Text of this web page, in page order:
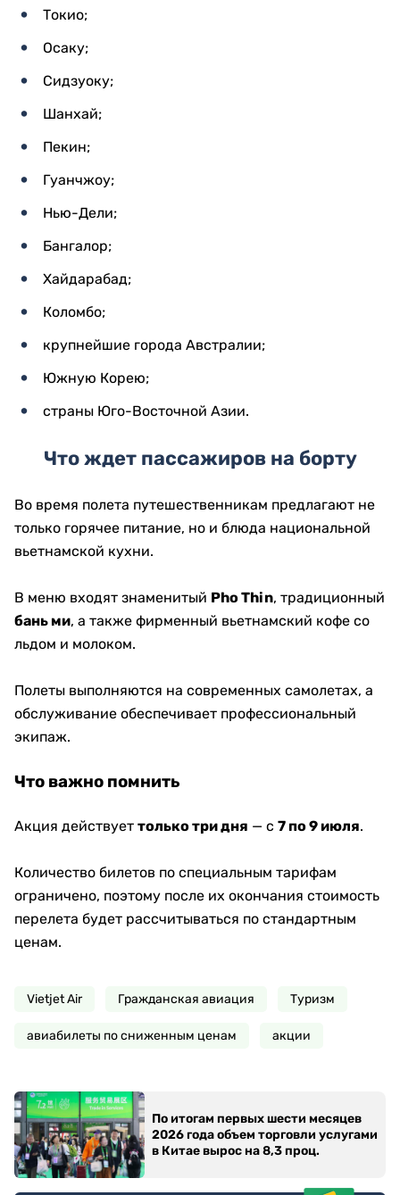
Токио;
Осаку;
Сидзуоку;
Шанхай;
Пекин;
Гуанчжоу;
Нью-Дели;
Бангалор;
Хайдарабад;
Коломбо;
крупнейшие города Австралии;
Южную Корею;
страны Юго-Восточной Азии.
Что ждет пассажиров на борту
Во время полета путешественникам предлагают не
только горячее питание, но и блюда национальной
вьетнамской кухни.
В меню входят знаменитый Pho Thin, традиционный
бань ми, а также фирменный вьетнамский кофе со
льдом и молоком.
Полеты выполняются на современных самолетах, а
обслуживание обеспечивает профессиональный
экипаж.
Что важно помнить
Акция действует только три дня — с 7 по 9 июля.
Количество билетов по специальным тарифам
ограничено, поэтому после их окончания стоимость
перелета будет рассчитываться по стандартным
ценам.
Vietjet Air Гражданская авиация Туризм
авиабилеты по сниженным ценам акции
По итогам первых шести месяцев
2026 года объем торговли услугами
в Китае вырос на 8,3 проц.